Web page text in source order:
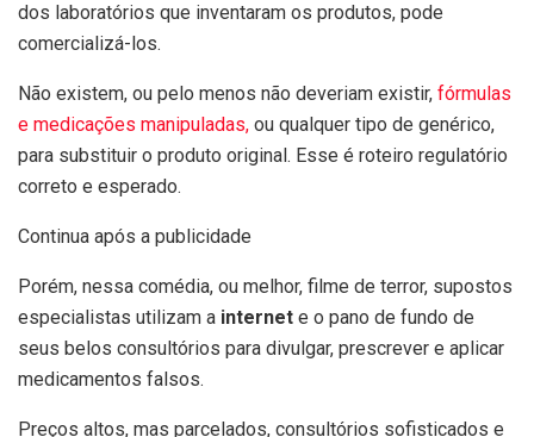
dos laboratórios que inventaram os produtos, pode
comercializá-los.
Não existem, ou pelo menos não deveriam existir, fórmulas
e medicações manipuladas, ou qualquer tipo de genérico,
para substituir o produto original. Esse é roteiro regulatório
correto e esperado.
Continua após a publicidade
Porém, nessa comédia, ou melhor, filme de terror, supostos
especialistas utilizam a internet e o pano de fundo de
seus belos consultórios para divulgar, prescrever e aplicar
medicamentos falsos.
Preços altos, mas parcelados, consultórios sofisticados e